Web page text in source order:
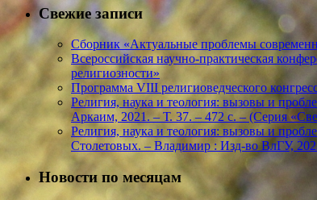
Свежие записи
Сборник «Актуальные проблемы
Всероссийская научно-практическая
религиозности»
Программа VIII религиоведческого
Религия, наука и теология: вызовы и
Аркаим, 2021. – Т. 37. – 472 с. – (Серия
Религия, наука и теология: вызовы и
Столетовых. – Владимир : Изд-во ВлГУ,
Новости по месяцам